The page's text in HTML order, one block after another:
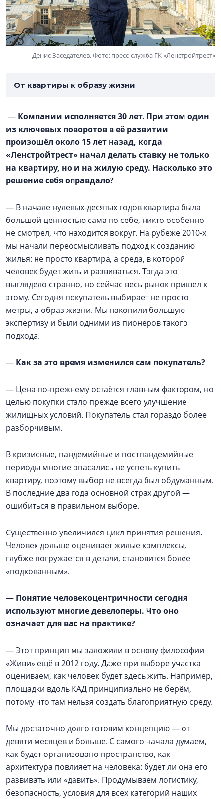
Денис Заседателев. Фото: пресс-служба ГК «Ленстройтрест»
От квартиры к образу жизни
— Компании исполняется 30 лет. При этом один
из ключевых поворотов в её развитии
произошёл около 15 лет назад, когда
«Ленстройтрест» начал делать ставку не только
на квартиру, но и на жилую среду. Насколько это
решение себя оправдало?
— В начале нулевых-десятых годов квартира была
большой ценностью сама по себе, никто особенно
не смотрел, что находится вокруг. На рубеже 2010-х
мы начали переосмысливать подход к созданию
жилья: не просто квартира, а среда, в которой
человек будет жить и развиваться. Тогда это
выглядело странно, но сейчас весь рынок пришел к
этому. Сегодня покупатель выбирает не просто
метры, а образ жизни. Мы накопили большую
экспертизу и были одними из пионеров такого
подхода.
— Как за это время изменился сам покупатель?
— Цена по-прежнему остаётся главным фактором, но
целью покупки стало прежде всего улучшение
жилищных условий. Покупатель стал гораздо более
разборчивым.
В кризисные, пандемийные и постпандемийные
периоды многие опасались не успеть купить
квартиру, поэтому выбор не всегда был обдуманным.
В последние два года основной страх другой —
ошибиться в правильном выборе.
Существенно увеличился цикл принятия решения.
Человек дольше оценивает жилые комплексы,
глубже погружается в детали, становится более
«подкованным».
— Понятие человекоцентричности сегодня
используют многие девелоперы. Что оно
означает для вас на практике?
— Этот принцип мы заложили в основу философии
«Живи» ещё в 2012 году. Даже при выборе участка
оцениваем, как человек будет здесь жить. Например,
площадки вдоль КАД принципиально не берём,
потому что там нельзя создать благоприятную среду.
Мы достаточно долго готовим концепцию — от
девяти месяцев и больше. С самого начала думаем,
как будет организовано пространство, как
архитектура повлияет на человека: будет ли она его
развивать или «давить». Продумываем логистику,
безопасность, условия для всех категорий наших